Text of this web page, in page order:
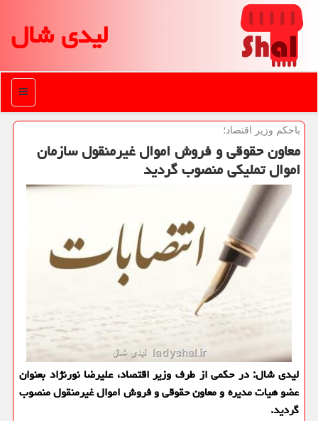
لیدی شال
منو
باحكم وزیر اقتصاد؛
معاون حقوقی و فروش اموال غیرمنقول سازمان
اموال تملیکی منصوب گردید
لیدی شال: در حکمی از طرف وزیر اقتصاد، علیرضا نورنژاد بعنوان
عضو هیات مدیره و معاون حقوقی و فروش اموال غیرمنقول منصوب
گردید.